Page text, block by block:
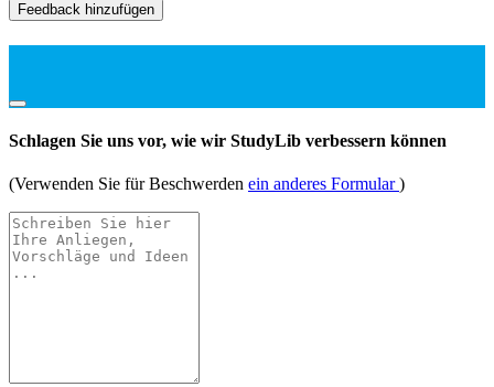
Feedback hinzufügen
Schlagen Sie uns vor, wie wir StudyLib verbessern können
(Verwenden Sie für Beschwerden ein anderes Formular)